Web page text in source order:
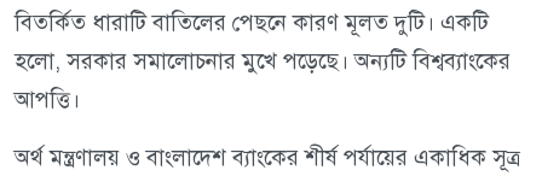
বিতর্কিত ধারাটি বাতিলের পেছনে কারণ মূলত দুটি। একটি
হলো, সরকার সমালোচনার মুখে পড়েছে। অন্যটি বিশ্বব্যাংকের
আপত্তি।
অর্থ মন্ত্রণালয় ও বাংলাদেশ ব্যাংকের শীর্ষ পর্যায়ের একাধিক সূত্র